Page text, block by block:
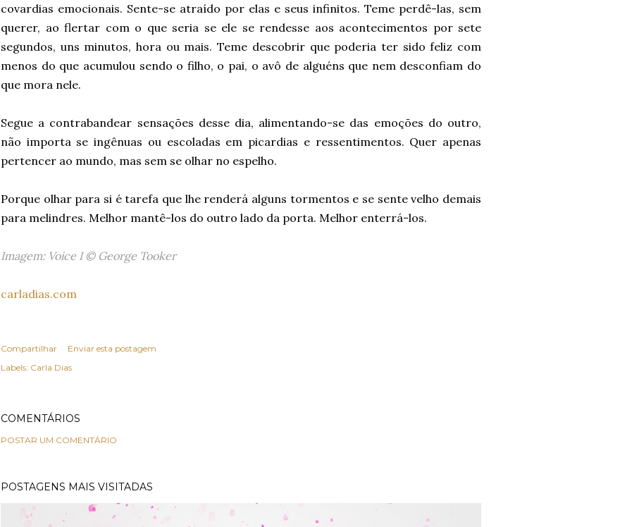
covardias emocionais. Sente-se atraído por elas e seus infinitos. Teme perdê-las, sem
querer, ao flertar com o que seria se ele se rendesse aos acontecimentos por sete
segundos, uns minutos, hora ou mais. Teme descobrir que poderia ter sido feliz com
menos do que acumulou sendo o filho, o pai, o avô de alguéns que nem desconfiam do
que mora nele.
Segue a contrabandear sensações desse dia, alimentando-se das emoções do outro,
não importa se ingênuas ou escoladas em picardias e ressentimentos. Quer apenas
pertencer ao mundo, mas sem se olhar no espelho.
Porque olhar para si é tarefa que lhe renderá alguns tormentos e se sente velho demais
para melindres. Melhor mantê-los do outro lado da porta. Melhor enterrá-los.
Imagem: Voice I © George Tooker
carladias.com
Compartilhar
Enviar esta postagem
Labels: Carla Dias
COMENTÁRIOS
POSTAR UM COMENTÁRIO
POSTAGENS MAIS VISITADAS